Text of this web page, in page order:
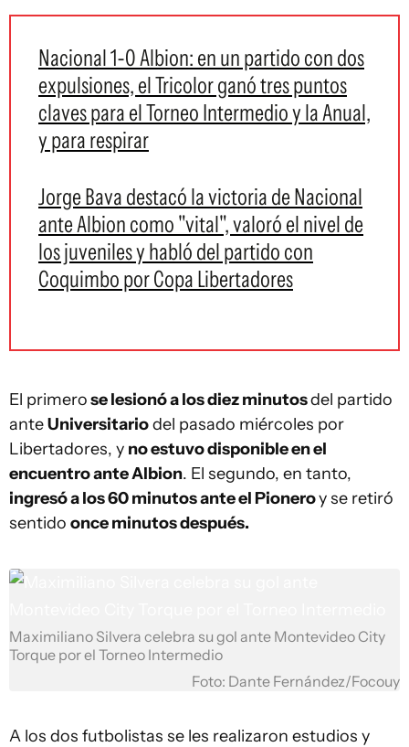
Nacional 1-0 Albion: en un partido con dos
expulsiones, el Tricolor ganó tres puntos
claves para el Torneo Intermedio y la Anual,
y para respirar
Jorge Bava destacó la victoria de Nacional
ante Albion como "vital", valoró el nivel de
los juveniles y habló del partido con
Coquimbo por Copa Libertadores
El primerose lesionó a los diez minutosdel partido
anteUniversitariodel pasado miércoles por
Libertadores, y no estuvo disponible en el
encuentro ante Albion. El segundo, en tanto,
ingresó a los 60 minutos ante el Pioneroy se retiró
sentido once minutos después.
Maximiliano Silvera celebra su gol ante Montevideo City
Torque por el Torneo Intermedio
Foto: Dante Fernández/Focouy
A los dos futbolistas se les realizaron estudios y